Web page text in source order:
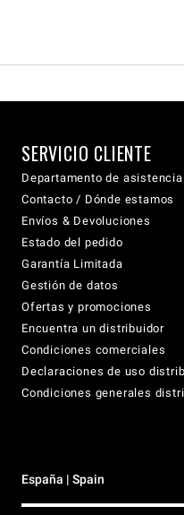
SERVICIO CLIENTE
Departamento de asistencia
Contacto / Dónde estamos
Envíos & Devoluciones
Estado del pedido
Garantía Limitada
Gestión de datos
Ofertas y promociones
Encuentra un distribuidor
Condiciones comerciales
Declaraciones de uso
Condiciones generales
España | Spain